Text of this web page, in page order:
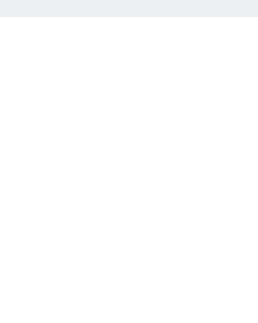
– adolescentes – adultos – pareja – familias), Procesos